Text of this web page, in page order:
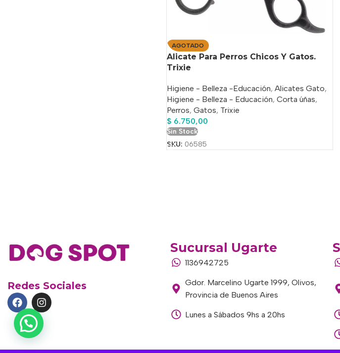
AGOTADO
Alicate Para Perros Chicos Y Gatos.
Trixie
Higiene - Belleza -Educación, Alicates Gato,
Higiene - Belleza - Educación, Corta úñas,
Perros, Gatos, Trixie
$ 6.750,00
Sin Stock
SKU: 06585
Redes Sociales
Sucursal Ugarte
1136942725
Gdor. Marcelino Ugarte 1999, Olivos,
Provincia de Buenos Aires
Lunes a Sábados 9hs a 20hs